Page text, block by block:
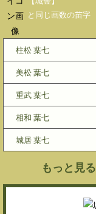
と同じ画数の苗字
柱松 葉七
美松 葉七
重武 葉七
相和 葉七
城居 葉七
もっと見る